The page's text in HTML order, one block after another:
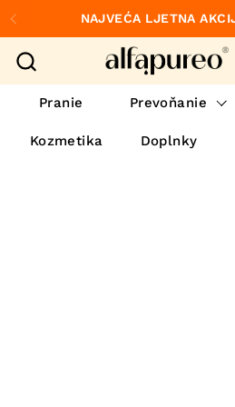
Preskočiť na obsah
Predchádzajúce
NAJVEĆA LJETNA
Pranie Prevoňanie
Kozmetika Doplnky